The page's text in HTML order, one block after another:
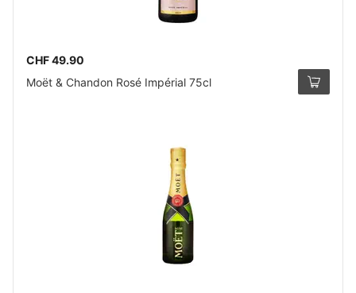
CHF 49.90
Moët & Chandon Rosé Impérial 75cl